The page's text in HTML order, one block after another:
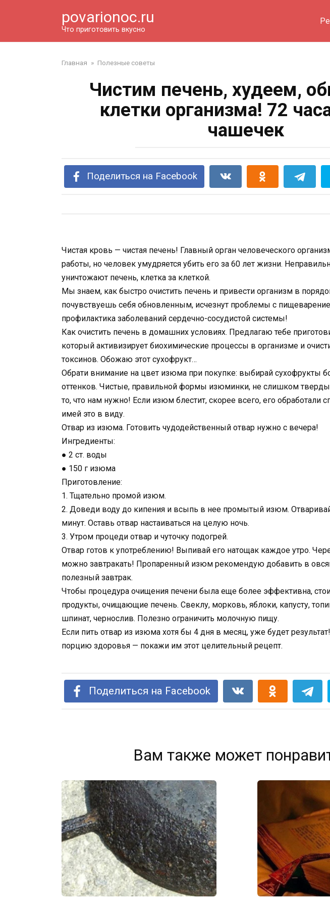
povarionoc.ru
Что приготовить вкусно
Главная » Полезные советы
Чистим печень, худеем,
клетки организма! 72
чашечек
Поделиться на Facebook
Чистая кровь — чистая печень! Главный орган человеческого
работы, но человек умудряется убить его за 60 лет жизни.
уничтожают печень, клетка за клеткой.
Мы знаем, как быстро очистить печень и привести организм в
почувствуешь себя обновленным, исчезнут проблемы с
профилактика заболеваний сердечно-сосудистой системы!
Как очистить печень в домашних условиях. Предлагаю тебе
который активизирует биохимические процессы в организме и
токсинов. Обожаю этот сухофрукт…
Обрати внимание на цвет изюма при покупке: выбирай сухофрукты
оттенков. Чистые, правильной формы изюминки, не слишком
то, что нам нужно! Если изюм блестит, скорее всего, его обработали
имей это в виду.
Отвар из изюма. Готовить чудодейственный отвар нужно с вечера!
Ингредиенты:
● 2 ст. воды
● 150 г изюма
Приготовление:
1. Тщательно промой изюм.
2. Доведи воду до кипения и всыпь в нее промытый изюм.
минут. Оставь отвар настаиваться на целую ночь.
3. Утром процеди отвар и чуточку подогрей.
Отвар готов к употреблению! Выпивай его натощак каждое утро.
можно завтракать! Пропаренный изюм рекомендую добавить в
полезный завтрак.
Чтобы процедура очищения печени была еще более эффективна,
продукты, очищающие печень. Свеклу, морковь, яблоки, капусту,
шпинат, чернослив. Полезно ограничить молочную пищу.
Если пить отвар из изюма хотя бы 4 дня в месяц, уже будет
порцию здоровья — покажи им этот целительный рецепт.
Поделиться на Facebook
Вам также может